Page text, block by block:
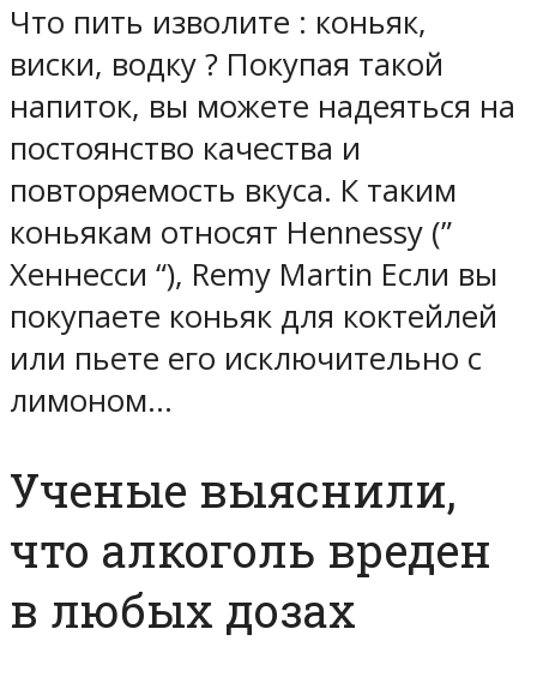
Что пить изволите : коньяк,
виски, водку ? Покупая такой
напиток, вы можете надеяться на
постоянство качества и
повторяемость вкуса. К таким
коньякам относят Hennessy (”
Хеннесси “), Remy Martin Если вы
покупаете коньяк для коктейлей
или пьете его исключительно с
лимоном…
Ученые выяснили,
что алкоголь вреден
в любых дозах